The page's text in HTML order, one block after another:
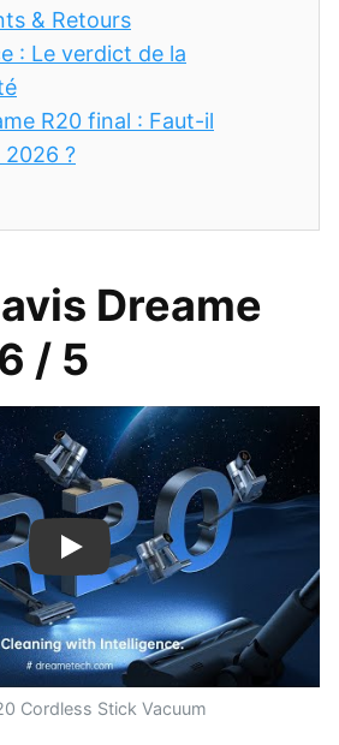
& Retours
: Le verdict de la
R20 final : Faut-il
2026 ?
Dreame
/ 5
Play
Cordless Stick Vacuum